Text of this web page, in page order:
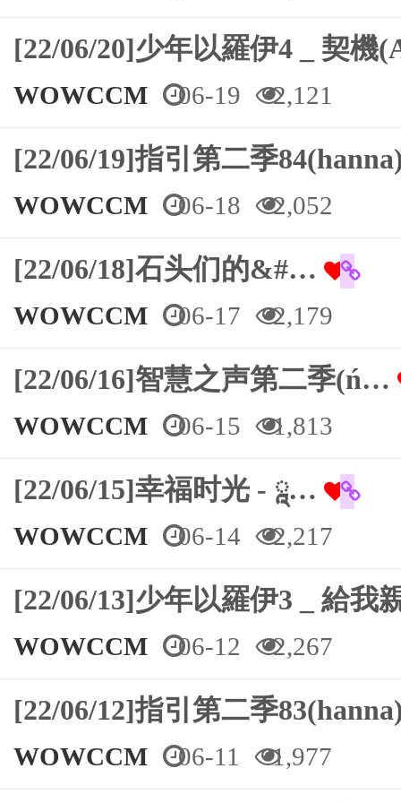
[22/06/20]少年以羅伊4 _ 契機
WOWCCM 06-19 2,121
[22/06/19]指引第二季
WOWCCM 06-18 2,052
[22/06/18]石头们的&#…
WOWCCM 06-17 2,179
[22/06/16]智慧之声第二季(ń…
WOWCCM 06-15 1,813
[22/06/15]幸福时光 - ཱ…
WOWCCM 06-14 2,217
[22/06/13]少年以羅伊3 _ 給
WOWCCM 06-12 2,267
[22/06/12]指引第二季
WOWCCM 06-11 1,977